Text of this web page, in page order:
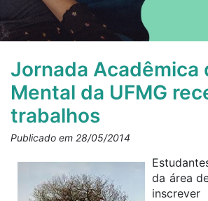
Jornada Acadêmica
Mental da UFMG
trabalhos
Publicado em 28/05/2014
da área
inscrever